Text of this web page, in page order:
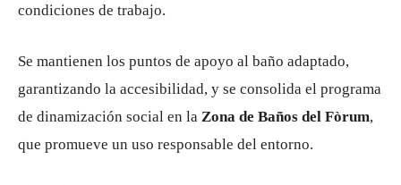
condiciones de trabajo.
Se mantienen los puntos de apoyo al baño adaptado,
garantizando la accesibilidad, y se consolida el programa
de dinamización social en la Zona de Baños del Fòrum,
que promueve un uso responsable del entorno.